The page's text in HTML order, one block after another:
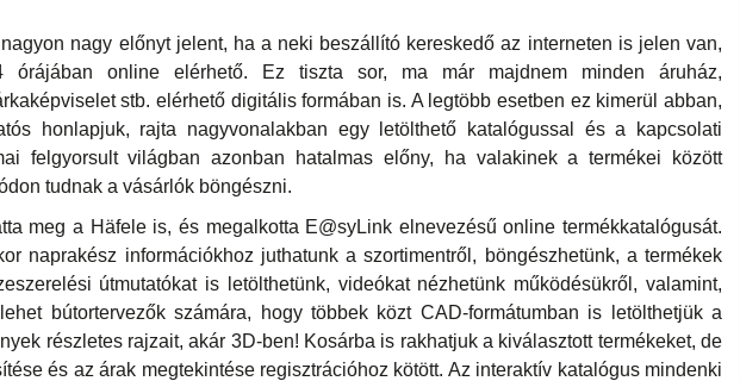
nagy előnyt jelent, ha a neki beszállító kereskedő az interneten is jelen van,
online elérhető. Ez tiszta sor, ma már majdnem minden áruház,
stb. elérhető digitális formában is. A legtöbb esetben ez kimerül abban,
honlapjuk, rajta nagyvonalakban egy letölthető katalógussal és a kapcsolati
felgyorsult világban azonban hatalmas előny, ha valakinek a termékei között
tudnak a vásárlók böngészni.
meg a Häfele is, és megalkotta E@syLink elnevezésű online termékkatalógusát.
naprakész információkhoz juthatunk a szortimentről, böngészhetünk, a termékek
útmutatókat is letölthetünk, videókat nézhetünk működésükről, valamint,
bútortervezők számára, hogy többek közt CAD-formátumban is letölthetjük a
részletes rajzait, akár 3D-ben! Kosárba is rakhatjuk a kiválasztott termékeket, de
és az árak megtekintése regisztrációhoz kötött. Az interaktív katalógus mindenki